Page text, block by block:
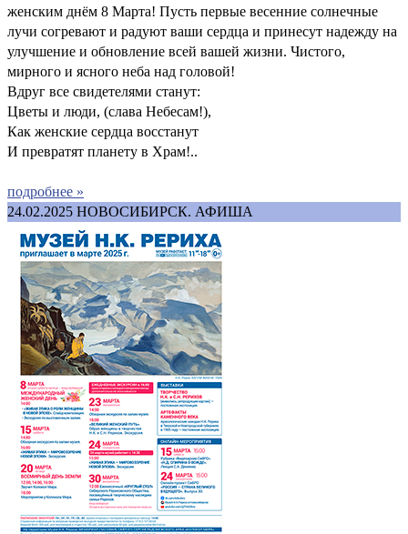
женским днём 8 Марта! Пусть первые весенние солнечные
лучи согревают и радуют ваши сердца и принесут надежду на
улучшение и обновление всей вашей жизни. Чистого,
мирного и ясного неба над головой!
Вдруг все свидетелями станут:
Цветы и люди, (слава Небесам!),
Как женские сердца восстанут
И превратят планету в Храм!..
подробнее »
24.02.2025 НОВОСИБИРСК. АФИША